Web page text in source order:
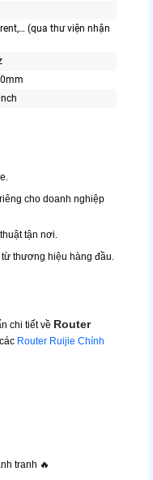
(qua thư viện nhận
cho doanh nghiệp
tận nơi.
thương hiệu hàng đầu.
chi tiết về Router
Router Ruijie Chính
tranh 🔥